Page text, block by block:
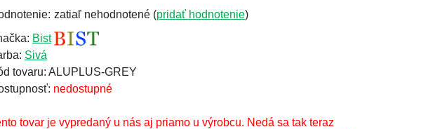
zatiaľ nehodnotené (pridať hodnotenie)
Bist
Sivá
tovaru: ALUPLUS-GREY
nedostupné
tovar je vypredaný u nás aj priamo u výrobcu. Nedá sa tak teraz